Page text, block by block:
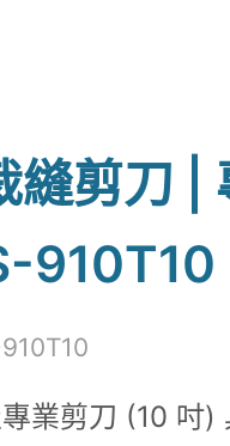
縫剪刀 |
910T10
業剪刀 (10 吋)